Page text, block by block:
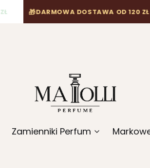
DARMOWA DOSTAWA OD 120 ZŁ ⏱
Zamienniki Perfum